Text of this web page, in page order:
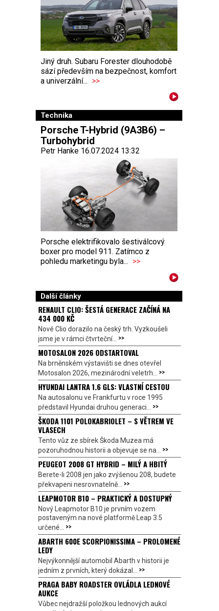
Jiný druh. Subaru Forester dlouhodobě
sází především na bezpečnost, komfort
a univerzální... >>
Technika
Porsche T-Hybrid (9A3B6) –
Turbohybrid
Petr Hanke 16.07.2024 13:32
Porsche elektrifikovalo šestiválcový
boxer pro model 911. Zatímco z
pohledu marketingu byla... >>
Další články
RENAULT CLIO: ŠESTÁ GENERACE ZAČÍNÁ NA
434 000 KČ
Nové Clio dorazilo na český trh. Vyzkoušeli
jsme je v rámci čtvrteční... >>
MOTOSALON 2026 ODSTARTOVAL
Na brněnském výstavišti se dnes otevřel
Motosalon 2026, mezinárodní veletrh... >>
HYUNDAI LANTRA 1.6 GLS: VLASTNÍ CESTOU
Na autosalonu ve Frankfurtu v roce 1995
představil Hyundai druhou generaci... >>
ŠKODA 1101 POLOKABRIOLET – S VĚTREM VE
VLASECH
Tento vůz ze sbírek Škoda Muzea má
pozoruhodnou historii a objevuje se na... >>
PEUGEOT 2008 GT HYBRID – MILÝ A HBITÝ
Berete-li 2008 jen jako zvýšenou 208, budete
překvapeni nesrovnatelně... >>
LEAPMOTOR B10 – PRAKTICKÝ A DOSTUPNÝ
Nový Leapmotor B10 je prvním vozem
postaveným na nové platformě Leap 3.5
určené... >>
ABARTH 600E SCORPIONISSIMA – PROLOMENÉ
LEDY
Nejvýkonnější automobil Abarth v historii je
jedním z prvních, který dokázal... >>
PRAGA BABY ROADSTER OVLÁDLA LEDNOVÉ
AUKCE
Vůbec nejdražší položkou lednových aukcí